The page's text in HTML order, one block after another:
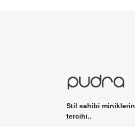
Stil sahibi miniklerin
tercihi..